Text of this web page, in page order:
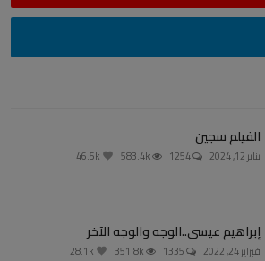
الفيلم سجين
يناير 12, 2024
إبراهيم عيسى..الوجه والوجه الآخر
فبراير 24, 2022